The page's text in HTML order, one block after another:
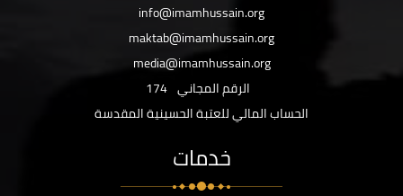
info@imamhussain.org
maktab@imamhussain.org
media@imamhussain.org
الرقم المجاني 174
الحساب المالي للعتبة الحسينية المقدسة
خدمات